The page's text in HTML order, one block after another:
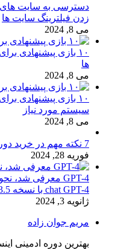
دسترسی به سایت های
زدن فیلترینگ سایت ها
می 8, 2024
ها
می 8, 2024
سیستم مورد نیاز
می 8, 2024
7 نکته مهم در خرید دوربین مداربسته + راهنمای خرید
فوریه 28, 2024
chat GPT-4 با نسخه 3.5
ژانویه 3, 2024
مریم جوان زاده
بهترین دوره ادمینی